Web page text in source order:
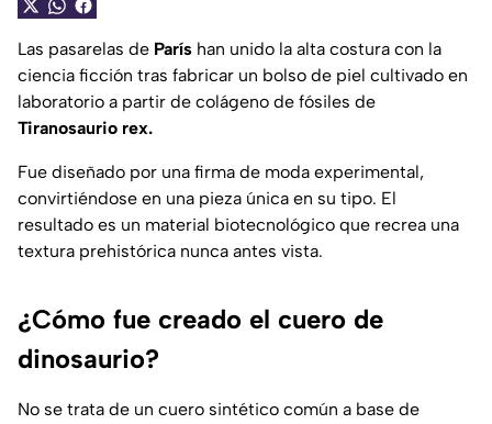
Las pasarelas de París han unido la alta costura con la
ciencia ficción tras fabricar un bolso de piel cultivado en
laboratorio a partir de colágeno de fósiles de
Tiranosaurio rex.
Fue diseñado por una firma de moda experimental,
convirtiéndose en una pieza única en su tipo. El
resultado es un material biotecnológico que recrea una
textura prehistórica nunca antes vista.
¿Cómo fue creado el cuero de
dinosaurio?
No se trata de un cuero sintético común a base de